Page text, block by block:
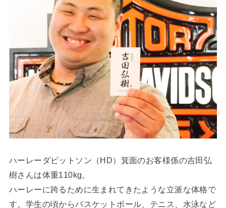
ハーレーダビットソン（HD）箕面のお客様係の吉田弘
樹さんは体重110kg。
ハーレーに跨るために生まれてきたような立派な体格で
す。学生の頃からバスケットボール、テニス、水泳など